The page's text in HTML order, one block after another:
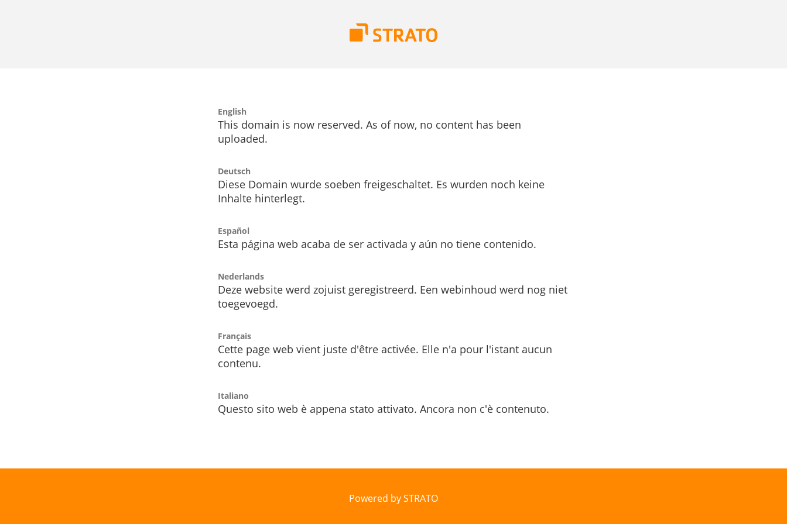
English
This domain is now reserved. As of now, no content has been
uploaded.
Deutsch
Diese Domain wurde soeben freigeschaltet. Es wurden noch keine
Inhalte hinterlegt.
Español
Esta página web acaba de ser activada y aún no tiene contenido.
Nederlands
Deze website werd zojuist geregistreerd. Een webinhoud werd nog niet
toegevoegd.
Français
Cette page web vient juste d'être activée. Elle n'a pour l'istant aucun
contenu.
Italiano
Questo sito web è appena stato attivato. Ancora non c'è contenuto.
Powered by STRATO